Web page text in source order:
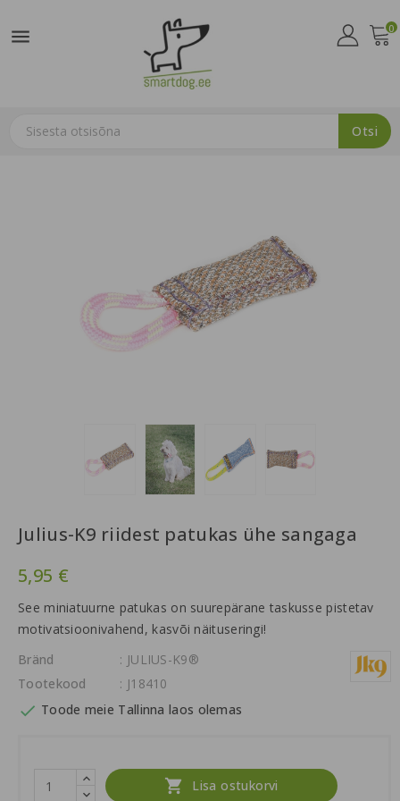
 0
Otsi
Julius-K9 riidest patukas ühe sangaga
5,95 €
See miniatuurne patukas on suurepärane taskusse pistetav
motivatsioonivahend, kasvõi näituseringi!
Bränd
: JULIUS-K9®
Tootekood
: J18410
 Toode meie Tallinna laos olemas
 Lisa ostukorvi